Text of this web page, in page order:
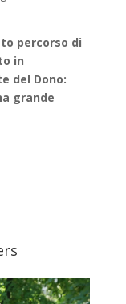
percorso di
in
del Dono:
grande